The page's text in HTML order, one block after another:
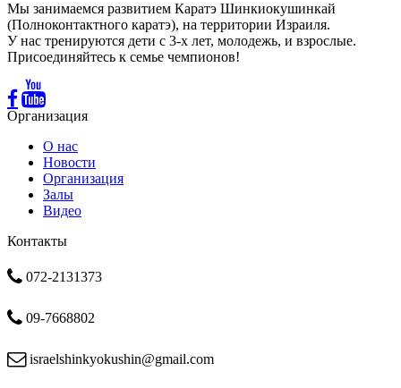
Мы занимаемся развитием Каратэ Шинкиокушинкай
(Полноконтактного каратэ), на территории Израиля.
У нас тренируются дети с 3-х лет, молодежь, и взрослые.
Присоединяйтесь к семье чемпионов!
Организация
О нас
Новости
Организация
Залы
Видео
Контакты
072-2131373
09-7668802
israelshinkyokushin@gmail.com